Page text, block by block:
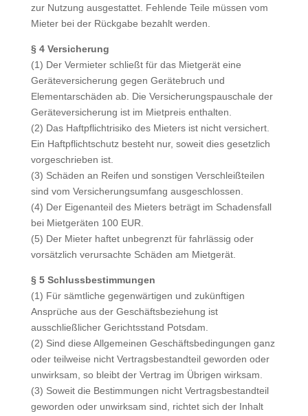
zur Nutzung ausgestattet. Fehlende Teile müssen vom
Mieter bei der Rückgabe bezahlt werden.
§ 4 Versicherung
(1) Der Vermieter schließt für das Mietgerät eine
Geräteversicherung gegen Gerätebruch und
Elementarschäden ab. Die Versicherungspauschale der
Geräteversicherung ist im Mietpreis enthalten.
(2) Das Haftpflichtrisiko des Mieters ist nicht versichert.
Ein Haftpflichtschutz besteht nur, soweit dies gesetzlich
vorgeschrieben ist.
(3) Schäden an Reifen und sonstigen Verschleißteilen
sind vom Versicherungsumfang ausgeschlossen.
(4) Der Eigenanteil des Mieters beträgt im Schadensfall
bei Mietgeräten 100 EUR.
(5) Der Mieter haftet unbegrenzt für fahrlässig oder
vorsätzlich verursachte Schäden am Mietgerät.
§ 5 Schlussbestimmungen
(1) Für sämtliche gegenwärtigen und zukünftigen
Ansprüche aus der Geschäftsbeziehung ist
ausschließlicher Gerichtsstand Potsdam.
(2) Sind diese Allgemeinen Geschäftsbedingungen ganz
oder teilweise nicht Vertragsbestandteil geworden oder
unwirksam, so bleibt der Vertrag im Übrigen wirksam.
(3) Soweit die Bestimmungen nicht Vertragsbestandteil
geworden oder unwirksam sind, richtet sich der Inhalt